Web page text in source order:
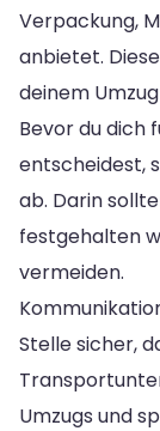
Verpackung,
anbietet.
deinem
Bevor du dich
entscheidest,
ab. Darin
festgehalten
vermeiden.
Stelle sicher,
Umzugs und